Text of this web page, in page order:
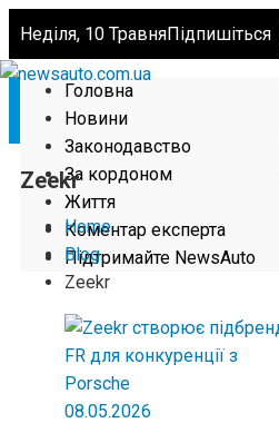
Неділя, 10 ТравняПідпишіться
Головна
Новини
Законодавство
За кордоном
Життя
Коментар експерта
Підтримайте NewsAuto
Zeekr
Home
Blog
Zeekr
08.05.2026